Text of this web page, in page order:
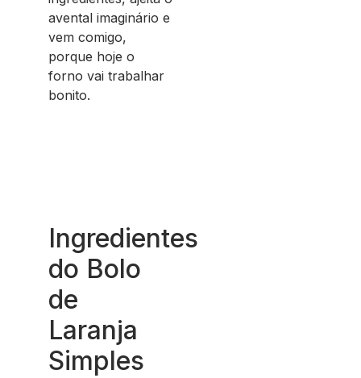
avental imaginário e
vem comigo,
porque hoje o
forno vai trabalhar
bonito.
Ingredientes
do Bolo
de
Laranja
Simples